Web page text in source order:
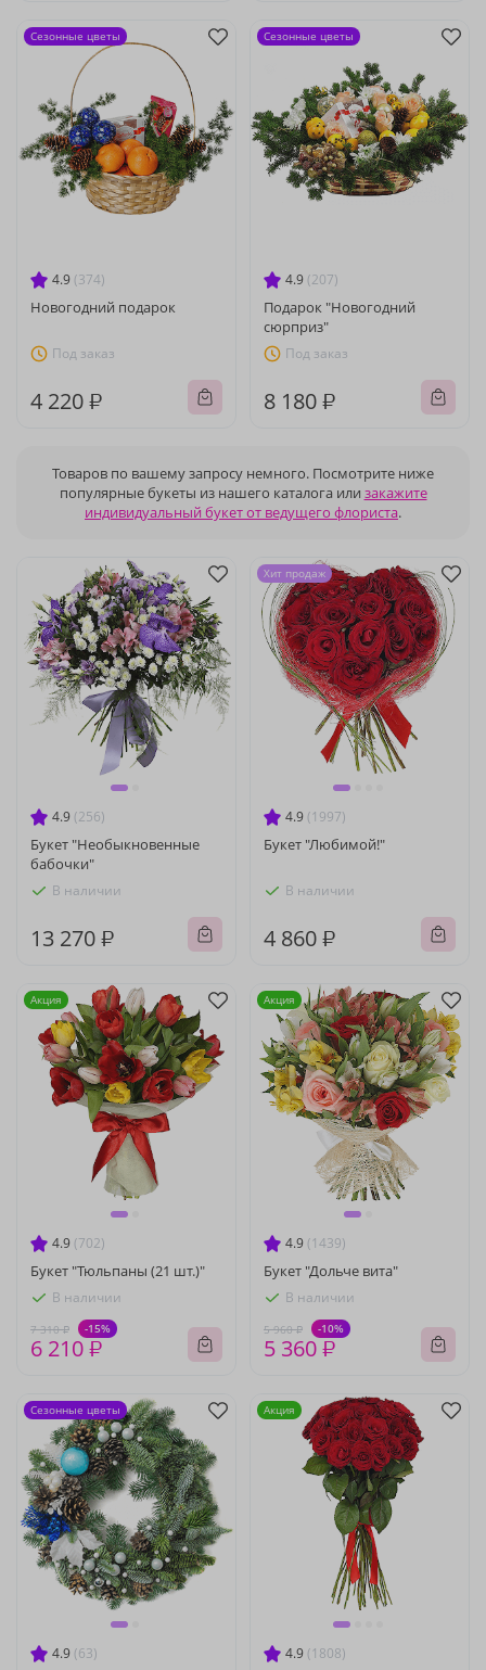
4.9 (374)
Новогодний подарок
Под заказ
4 220 ₽
Сезонные цветы
4.9 (207)
Подарок "Новогодний
сюрприз"
Под заказ
8 180 ₽
Сезонные цветы
Товаров по вашему запросу немного. Посмотрите ниже
популярные букеты из нашего каталога или закажите
индивидуальный букет от ведущего флориста.
4.9 (256)
Букет "Необыкновенные
бабочки"
В наличии
13 270 ₽
4.9 (1997)
Букет "Любимой!"
В наличии
4 860 ₽
Хит продаж
4.9 (702)
Букет "Тюльпаны (21 шт.)"
В наличии
7 310 ₽ -15%
6 210 ₽
Акция
4.9 (1439)
Букет "Дольче вита"
В наличии
5 960 ₽ -10%
5 360 ₽
Акция
4.9 (63)
Сезонные цветы
4.9 (1808)
Акция